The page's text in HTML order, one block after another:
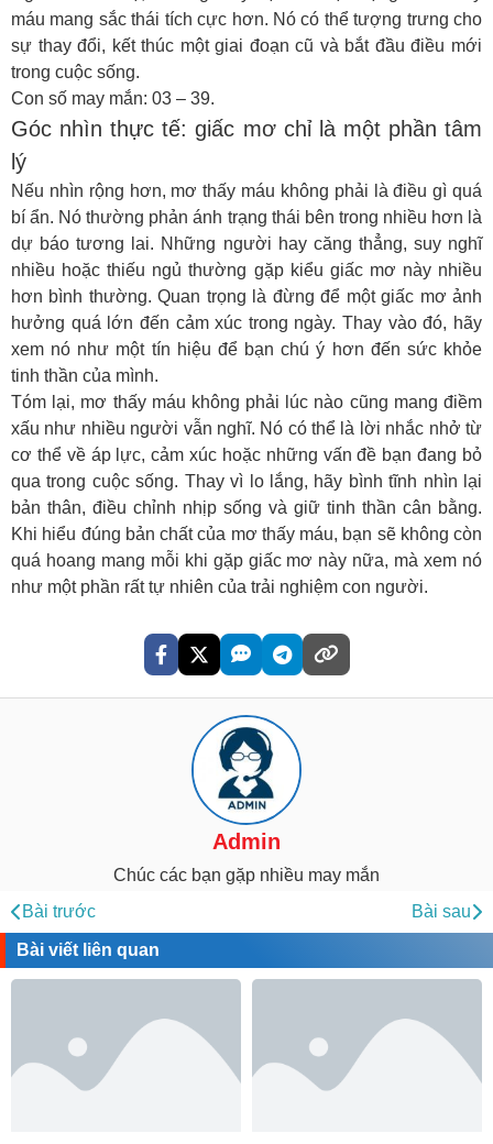
máu mang sắc thái tích cực hơn. Nó có thể tượng trưng cho
sự thay đổi, kết thúc một giai đoạn cũ và bắt đầu điều mới
trong cuộc sống.
Con số may mắn: 03 – 39.
Góc nhìn thực tế: giấc mơ chỉ là một phần tâm
lý
Nếu nhìn rộng hơn, mơ thấy máu không phải là điều gì quá
bí ẩn. Nó thường phản ánh trạng thái bên trong nhiều hơn là
dự báo tương lai. Những người hay căng thẳng, suy nghĩ
nhiều hoặc thiếu ngủ thường gặp kiểu giấc mơ này nhiều
hơn bình thường. Quan trọng là đừng để một giấc mơ ảnh
hưởng quá lớn đến cảm xúc trong ngày. Thay vào đó, hãy
xem nó như một tín hiệu để bạn chú ý hơn đến sức khỏe
tinh thần của mình.
Tóm lại, mơ thấy máu không phải lúc nào cũng mang điềm
xấu như nhiều người vẫn nghĩ. Nó có thể là lời nhắc nhở từ
cơ thể về áp lực, cảm xúc hoặc những vấn đề bạn đang bỏ
qua trong cuộc sống. Thay vì lo lắng, hãy bình tĩnh nhìn lại
bản thân, điều chỉnh nhịp sống và giữ tinh thần cân bằng.
Khi hiểu đúng bản chất của mơ thấy máu, bạn sẽ không còn
quá hoang mang mỗi khi gặp giấc mơ này nữa, mà xem nó
như một phần rất tự nhiên của trải nghiệm con người.
Admin
Chúc các bạn gặp nhiều may mắn
Bài trước
Bài sau
Bài viết liên quan